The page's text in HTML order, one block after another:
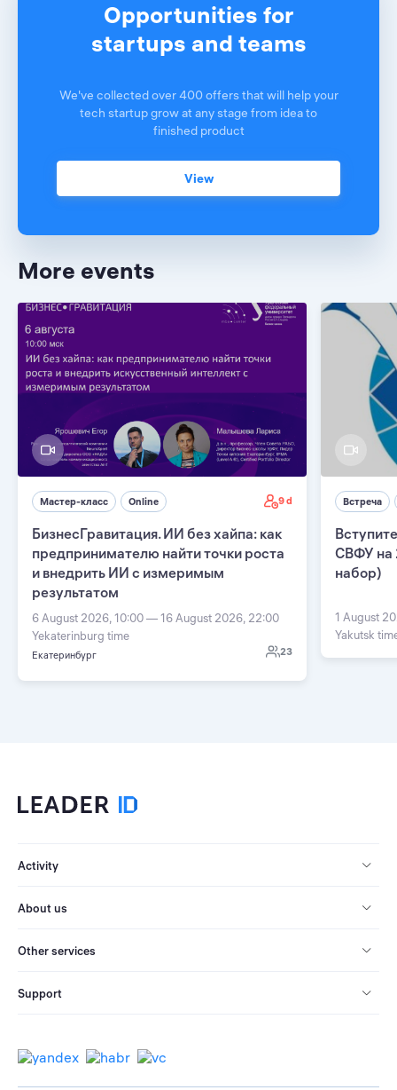
Opportunities for
startups and teams
We've collected over 400 offers that will help your
tech startup grow at any stage from idea to
finished product
View
More events
Мастер-класс Online 9 d
БизнесГравитация. ИИ без хайпа: как
предпринимателю найти точки роста
и внедрить ИИ с измеримым
результатом
6 August 2026, 10:00 — 16 August 2026, 22:00
Yekaterinburg time
Екатеринбург 23
Встреча
СВФУ на
набор)
1 August
Yakutsk
Activity
About us
Other services
Support